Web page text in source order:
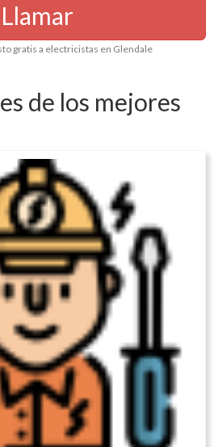
Llamar
gratis a electricistas en Glendale
de los mejores